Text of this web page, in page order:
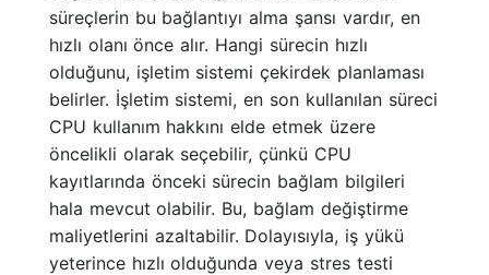
süreçlerin bu bağlantıyı alma şansı vardır, en
hızlı olanı önce alır. Hangi sürecin hızlı
olduğunu, işletim sistemi çekirdek planlaması
belirler. İşletim sistemi, en son kullanılan süreci
CPU kullanım hakkını elde etmek üzere
öncelikli olarak seçebilir, çünkü CPU
kayıtlarında önceki sürecin bağlam bilgileri
hala mevcut olabilir. Bu, bağlam değiştirme
maliyetlerini azaltabilir. Dolayısıyla, iş yükü
yeterince hızlı olduğunda veya stres testi